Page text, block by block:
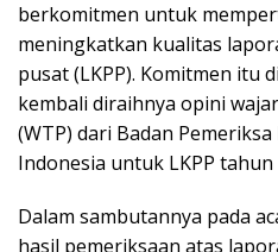
berkomitmen untuk
meningkatkan kualitas
pusat (LKPP). Komitmen itu
kembali diraihnya opini
(WTP) dari Badan
Indonesia untuk LKPP tahun
Dalam sambutannya pada
hasil pemeriksaan atas